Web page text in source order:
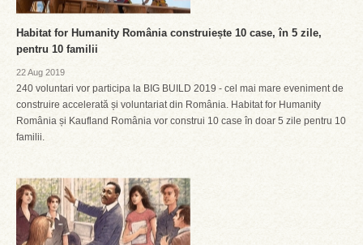
Habitat for Humanity România construiește 10 case, în 5 zile,
pentru 10 familii
22 Aug 2019
240 voluntari vor participa la BIG BUILD 2019 - cel mai mare eveniment de
construire accelerată și voluntariat din România. Habitat for Humanity
România și Kaufland România vor construi 10 case în doar 5 zile pentru 10
familii.